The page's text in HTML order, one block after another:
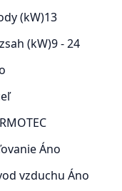
(kW)13
(kW)9 - 24
Áno
vzduchu Áno